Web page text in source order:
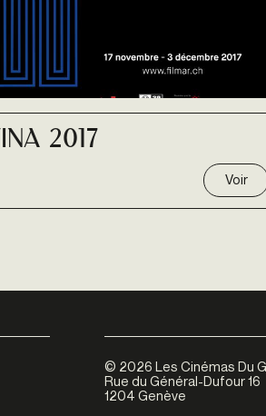
2017
Voir
© 2026 Les Cinémas Du
Rue du Général-Dufour 16
1204 Genève